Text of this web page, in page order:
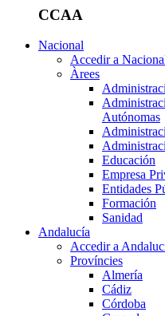
CCAA
Nacional
Accedir a
Àrees
Autónomas
Educación
Empresa
Entidades
Formación
Sanidad
Andalucía
Accedir a
Províncies
Almería
Cádiz
Córdoba